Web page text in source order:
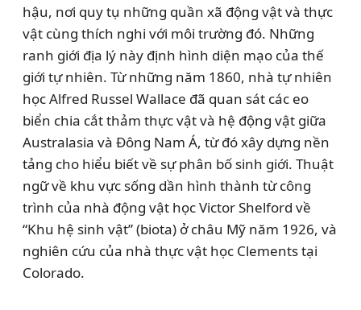
hậu, nơi quy tụ những quần xã động vật và thực
vật cùng thích nghi với môi trường đó. Những
ranh giới địa lý này định hình diện mạo của thế
giới tự nhiên. Từ những năm 1860, nhà tự nhiên
học Alfred Russel Wallace đã quan sát các eo
biển chia cắt thảm thực vật và hệ động vật giữa
Australasia và Đông Nam Á, từ đó xây dựng nền
tảng cho hiểu biết về sự phân bố sinh giới. Thuật
ngữ về khu vực sống dần hình thành từ công
trình của nhà động vật học Victor Shelford về
“Khu hệ sinh vật” (biota) ở châu Mỹ năm 1926, và
nghiên cứu của nhà thực vật học Clements tại
Colorado.